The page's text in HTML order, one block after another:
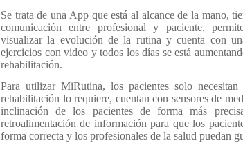
Se trata de una App que está al alcance de la mano,
comunicación entre profesional y paciente,
visualizar la evolución de la rutina y cuenta con
ejercicios con video y todos los días se está
rehabilitación.
Para utilizar MiRutina, los pacientes solo
rehabilitación lo requiere, cuentan con sensores de
inclinación de los pacientes de forma más
retroalimentación de información para que los
forma correcta y los profesionales de la salud puedan